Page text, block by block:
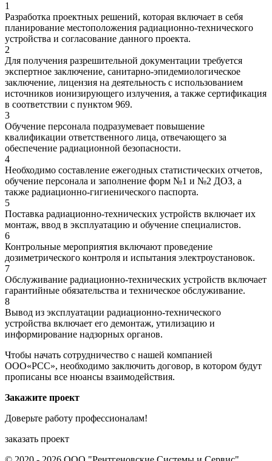
1
Разработка проектных решений, которая включает в себя
планирование местоположения радиационно-технического
устройства и согласование данного проекта.
2
Для получения разрешительной документации требуется
экспертное заключение, санитарно-эпидемиологическое
заключение, лицензия на деятельность с использованием
источников ионизирующего излучения, а также сертификация
в соответствии с пунктом 969.
3
Обучение персонала подразумевает повышение
квалификации ответственного лица, отвечающего за
обеспечение радиационной безопасности.
4
Необходимо составление ежегодных статистических отчетов,
обучение персонала и заполнение форм №1 и №2 ДОЗ, а
также радиационно-гигиенического паспорта.
5
Поставка радиационно-технических устройств включает их
монтаж, ввод в эксплуатацию и обучение специалистов.
6
Контрольные мероприятия включают проведение
дозиметрического контроля и испытания электроустановок.
7
Обслуживание радиационно-технических устройств включает
гарантийные обязательства и техническое обслуживание.
8
Вывод из эксплуатации радиационно-технического
устройства включает его демонтаж, утилизацию и
информирование надзорных органов.
Чтобы начать сотрудничество с нашей компанией
ООО«РСС», необходимо заключить договор, в котором будут
прописаны все нюансы взаимодействия.
Закажите проект
Доверьте работу профессионалам!
заказать проект